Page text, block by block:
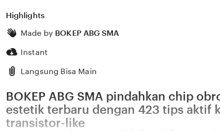
Highlights
Made by BOKEP ABG SMA
Instant
Langsung Bisa Main
BOKEP ABG SMA pindahkan chip
estetik terbaru dengan 423 tips aktif
transistor-like